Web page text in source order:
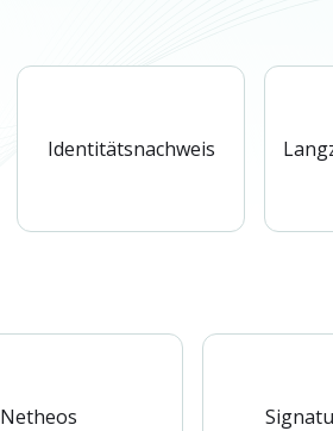
Identitätsnachweis
Netheos